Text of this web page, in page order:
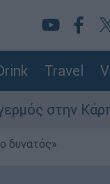
Travel
Βρέθηκαν
δυνατός»